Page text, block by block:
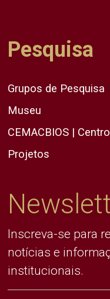
Pesquisa
Grupos de Pesquisa
Museu
CEMACBIOS |
Projetos
Inscreva-se para
notícias e
institucionais.